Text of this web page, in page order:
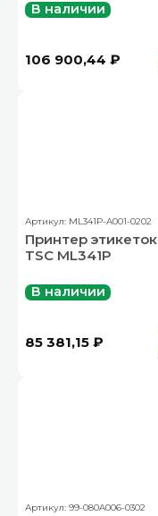
В наличии
106 900,44 ₽
Артикул: ML341P-A001-0202
Принтер этикеток
TSC ML341P
В наличии
85 381,15 ₽
Артикул: 99-080A006-0302